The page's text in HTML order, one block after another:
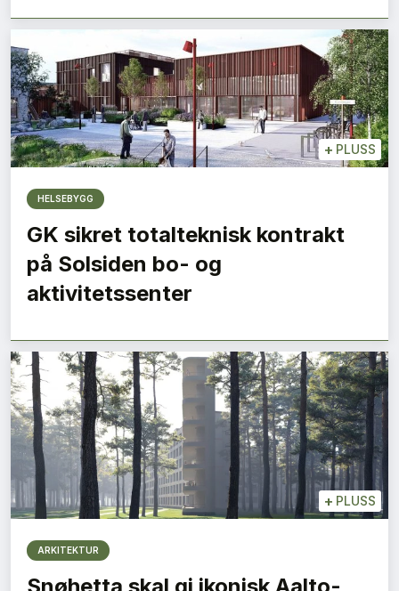
+ PLUSS
HELSEBYGG
GK sikret totalteknisk kontrakt
på Solsiden bo- og
aktivitetssenter
+ PLUSS
ARKITEKTUR